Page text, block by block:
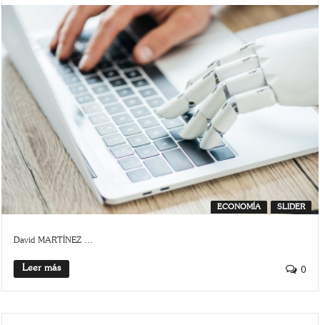
ECONOMÍA SLIDER
David MARTÍNEZ ...
Leer más 0